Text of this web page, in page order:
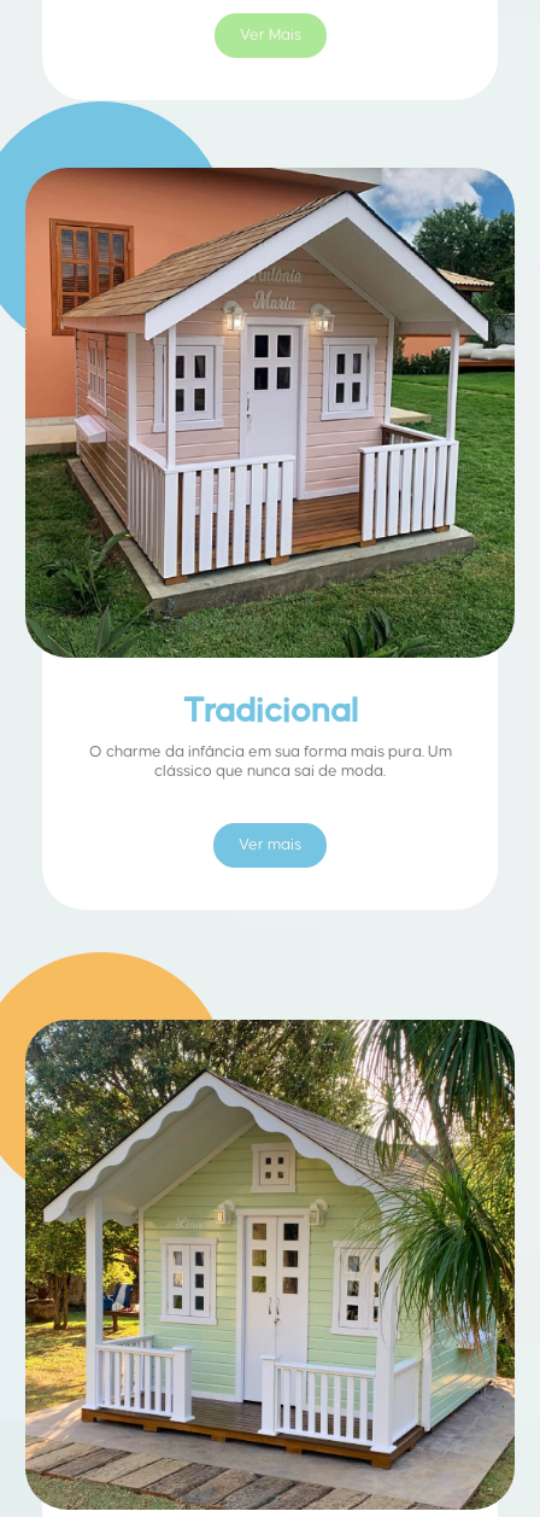
Ver Mais
Tradicional
O charme da infância em sua forma mais pura. Um
clássico que nunca sai de moda.
Ver mais